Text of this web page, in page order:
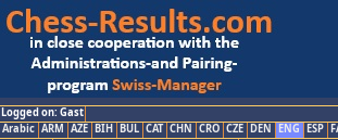
Logged on: Gast
Arabic ARM AZE BIH BUL CAT CHN CRO CZE DEN ENG ESP